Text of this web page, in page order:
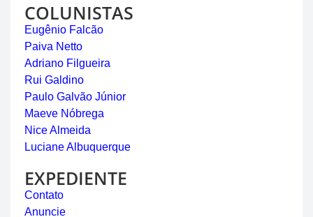
COLUNISTAS
Eugênio Falcão
Paiva Netto
Adriano Filgueira
Rui Galdino
Paulo Galvão Júnior
Maeve Nóbrega
Nice Almeida
Luciane Albuquerque
EXPEDIENTE
Contato
Anuncie